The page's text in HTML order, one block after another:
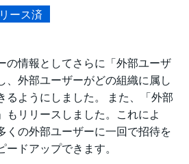
ース済
の情報としてさらに「外部ユーザ
、外部ユーザーがどの組織に属し
るようにしました。 また、「外部
もリリースしました。これによ
くの外部ユーザーに一回で招待を
ドアップできます。